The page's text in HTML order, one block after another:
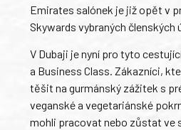
Emirates salónek je již opět v
Skywards vybraných členských
V Dubaji je nyní pro tyto
a Business Class. Zákazníci,
těšit na gurmánský zážitek s
veganské a vegetariánské
mohli pracovat nebo zůstat ve